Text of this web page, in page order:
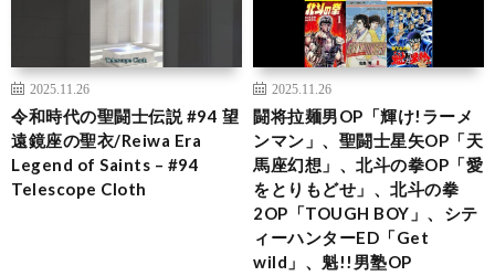
2025.11.26
令和時代の聖闘士伝説 #94 望
遠鏡座の聖衣/Reiwa Era
Legend of Saints – #94
Telescope Cloth
2025.11.26
闘将拉麺男OP「輝け!ラーメ
ンマン」、聖闘士星矢OP「天
馬座幻想」、北斗の拳OP「愛
をとりもどせ」、北斗の拳
2OP「TOUGH BOY」、シテ
ィーハンターED「Get
wild」、魁!!男塾OP